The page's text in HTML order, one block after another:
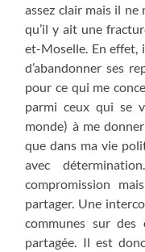
assez clair mais il ne
qu’il y ait une
et-Moselle. En effet,
d’abandonner ses
pour ce qui me
parmi ceux qui se
monde) à me
que dans ma vie
avec
compromission
partager. Une
communes sur des
partagée. Il est